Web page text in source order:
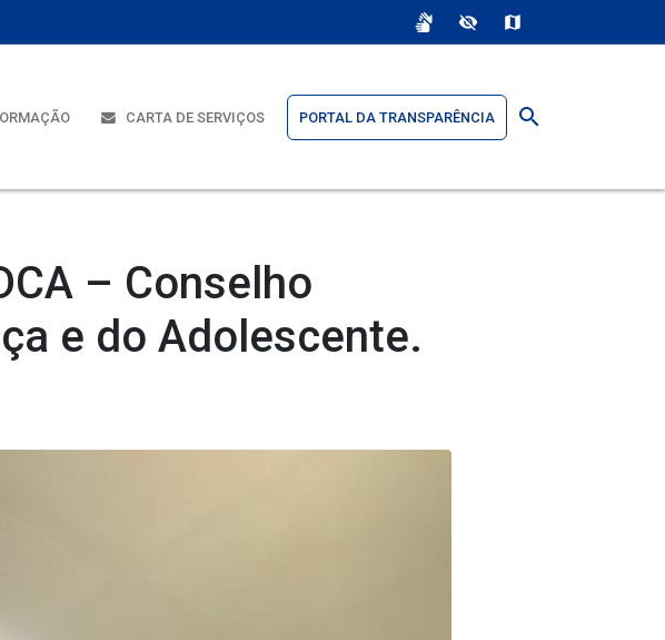
sign_language visibility_off map
CARTA DE SERVIÇOS PORTAL DA TRANSPARÊNCIA search
– Conselho
e do Adolescente.